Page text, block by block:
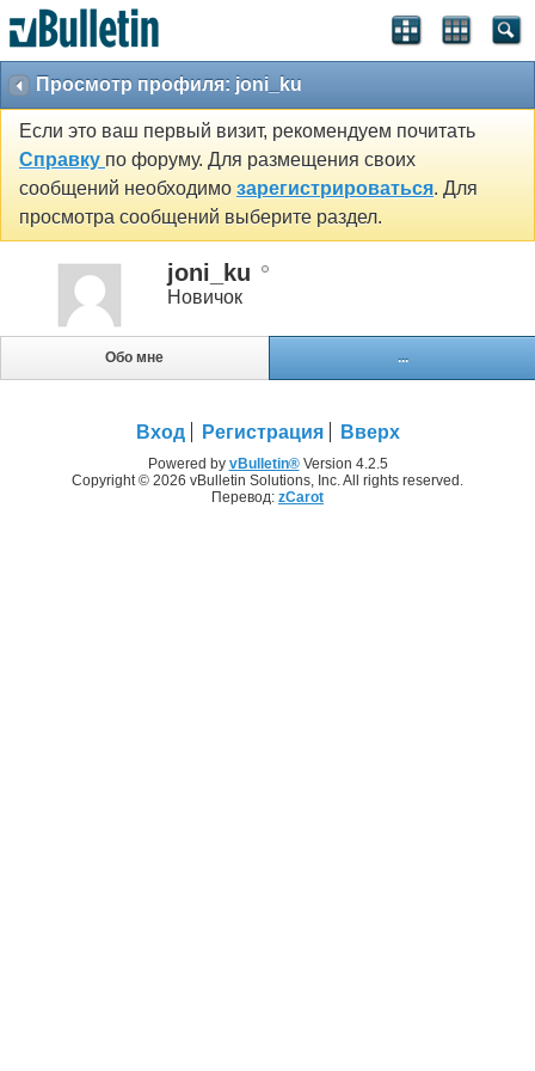
Просмотр профиля: joni_ku
Если это ваш первый визит, рекомендуем почитать
Справку по форуму. Для размещения своих
сообщений необходимо зарегистрироваться. Для
просмотра сообщений выберите раздел.
joni_ku
Новичок
Обо мне ...
Вход Регистрация Вверх
Powered by vBulletin®Version 4.2.5
Copyright © 2026 vBulletin Solutions, Inc. All rights reserved.
Перевод: zCarot